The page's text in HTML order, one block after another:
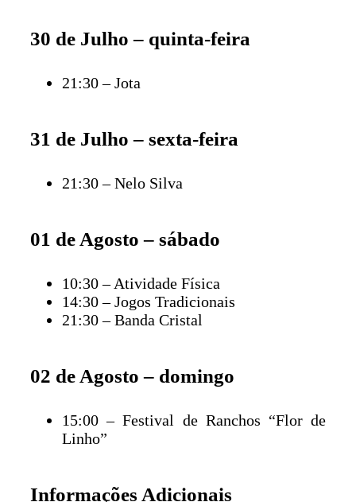
30 de Julho – quinta-feira
21:30 – Jota
31 de Julho – sexta-feira
21:30 – Nelo Silva
01 de Agosto – sábado
10:30 – Atividade Física
14:30 – Jogos Tradicionais
21:30 – Banda Cristal
02 de Agosto – domingo
15:00 – Festival de Ranchos “Flor de
Linho”
Informações Adicionais